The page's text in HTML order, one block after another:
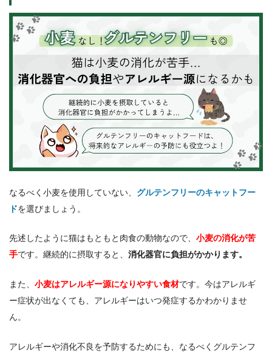
なるべく小麦を使用していない、 グルテンフリーのキャットフー
ドを選びましょう。
先述したように猫はもともと肉食の動物なので、 小麦の消化が苦
手です。継続的に摂取すると、 消化器官に負担がかかります。
また、 小麦はアレルギー源になりやすい食材です。今はアレルギ
ー症状が出なくても、アレルギーはいつ発症するかわかりませ
ん。
アレルギーや消化不良を予防するためにも、なるべくグルテンフ